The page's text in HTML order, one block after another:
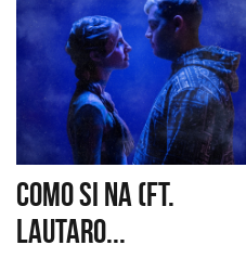
COMO SI NA (FT.
LAUTARO...